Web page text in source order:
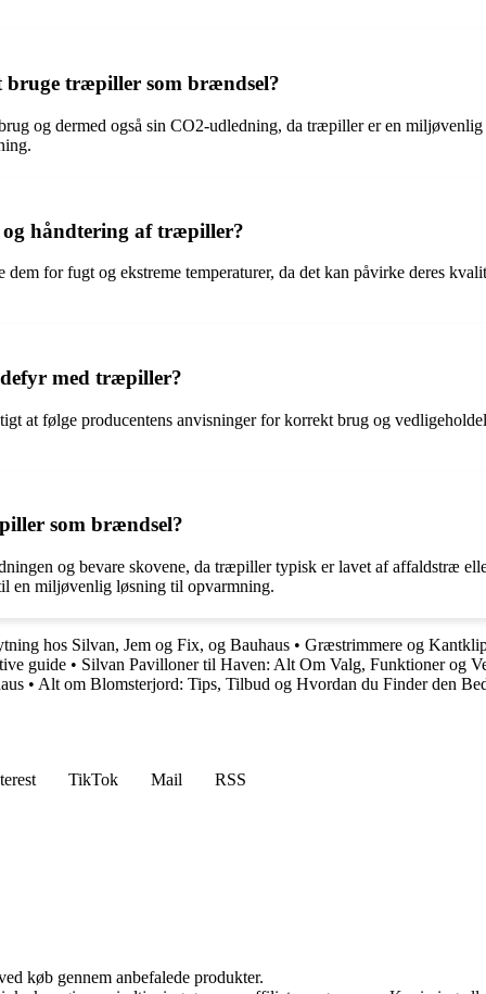
bruge træpiller som brændsel?
og dermed også sin CO2-udledning, da træpiller er en
håndtering af træpiller?
for fugt og ekstreme temperaturer, da det kan påvirke deres
med træpiller?
at følge producentens anvisninger for korrekt brug og
som brændsel?
og bevare skovene, da træpiller typisk er lavet af affaldstræ
en miljøvenlig løsning til opvarmning.
hos Silvan, Jem og Fix, og Bauhaus • Græstrimmere og
guide • Silvan Pavilloner til Haven: Alt Om Valg, Funktioner og
• Alt om Blomsterjord: Tips, Tilbud og Hvordan du Finder den
TikTok Mail RSS
køb gennem anbefalede produkter.